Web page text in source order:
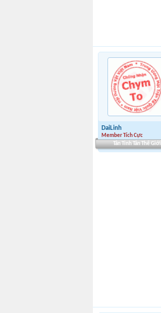
DaiLinh
Member Tích Cực
Tân Tinh Tân Thế Giới